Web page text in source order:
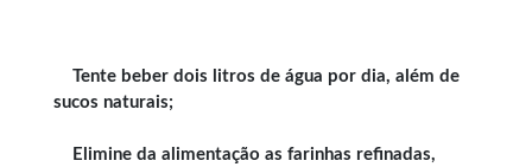
Tente beber dois litros de água por dia, além de
sucos naturais;
Elimine da alimentação as farinhas refinadas,